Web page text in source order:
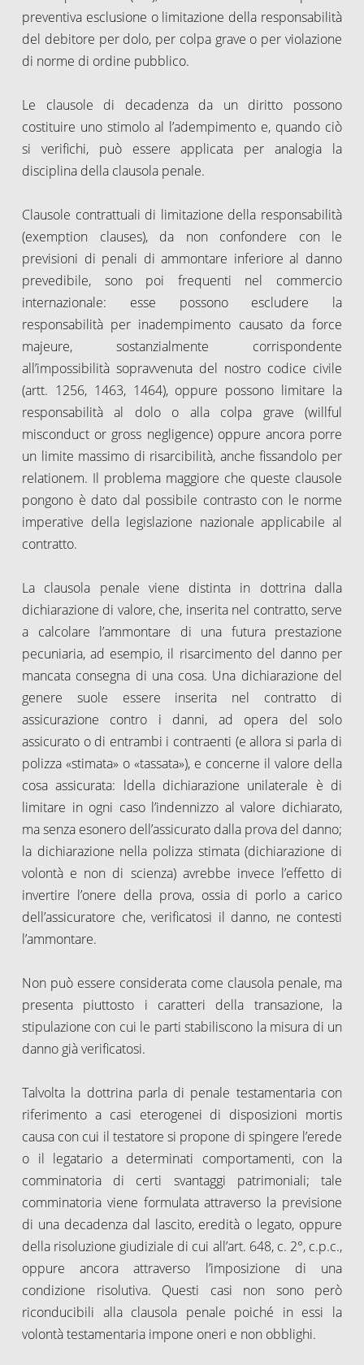
preventiva esclusione o limitazione della responsabilità
del debitore per dolo, per colpa grave o per violazione
di norme di ordine pubblico.
Le clausole di decadenza da un diritto possono
costituire uno stimolo al l’adempimento e, quando ciò
si verifichi, può essere applicata per analogia la
disciplina della clausola penale.
Clausole contrattuali di limitazione della responsabilità
(exemption clauses), da non confondere con le
previsioni di penali di ammontare inferiore al danno
prevedibile, sono poi frequenti nel commercio
internazionale: esse possono escludere la
responsabilità per inadempimento causato da force
majeure, sostanzialmente corrispondente
all’impossibilità sopravvenuta del nostro codice civile
(artt. 1256, 1463, 1464), oppure possono limitare la
responsabilità al dolo o alla colpa grave (willful
misconduct or gross negligence) oppure ancora porre
un limite massimo di risarcibilità, anche fissandolo per
relationem. Il problema maggiore che queste clausole
pongono è dato dal possibile contrasto con le norme
imperative della legislazione nazionale applicabile al
contratto.
La clausola penale viene distinta in dottrina dalla
dichiarazione di valore, che, inserita nel contratto, serve
a calcolare l’ammontare di una futura prestazione
pecuniaria, ad esempio, il risarcimento del danno per
mancata consegna di una cosa. Una dichiarazione del
genere suole essere inserita nel contratto di
assicurazione contro i danni, ad opera del solo
assicurato o di entrambi i contraenti (e allora si parla di
polizza «stimata» o «tassata»), e concerne il valore della
cosa assicurata: ldella dichiarazione unilaterale è di
limitare in ogni caso l’indennizzo al valore dichiarato,
ma senza esonero dell’assicurato dalla prova del danno;
la dichiarazione nella polizza stimata (dichiarazione di
volontà e non di scienza) avrebbe invece l’effetto di
invertire l’onere della prova, ossia di porlo a carico
dell’assicuratore che, verificatosi il danno, ne contesti
l’ammontare.
Non può essere considerata come clausola penale, ma
presenta piuttosto i caratteri della transazione, la
stipulazione con cui le parti stabiliscono la misura di un
danno già verificatosi.
Talvolta la dottrina parla di penale testamentaria con
riferimento a casi eterogenei di disposizioni mortis
causa con cui il testatore si propone di spingere l’erede
o il legatario a determinati comportamenti, con la
comminatoria di certi svantaggi patrimoniali; tale
comminatoria viene formulata attraverso la previsione
di una decadenza dal lascito, eredità o legato, oppure
della risoluzione giudiziale di cui all’art. 648, c. 2°, c.p.c.,
oppure ancora attraverso l’imposizione di una
condizione risolutiva. Questi casi non sono però
riconducibili alla clausola penale poiché in essi la
volontà testamentaria impone oneri e non obblighi.